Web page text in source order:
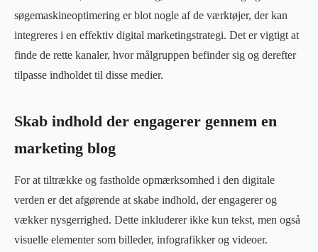
søgemaskineoptimering er blot nogle af de værktøjer, der kan
integreres i en effektiv digital marketingstrategi. Det er vigtigt at
finde de rette kanaler, hvor målgruppen befinder sig og derefter
tilpasse indholdet til disse medier.
Skab indhold der engagerer gennem en
marketing blog
For at tiltrække og fastholde opmærksomhed i den digitale
verden er det afgørende at skabe indhold, der engagerer og
vækker nysgerrighed. Dette inkluderer ikke kun tekst, men også
visuelle elementer som billeder, infografikker og videoer.